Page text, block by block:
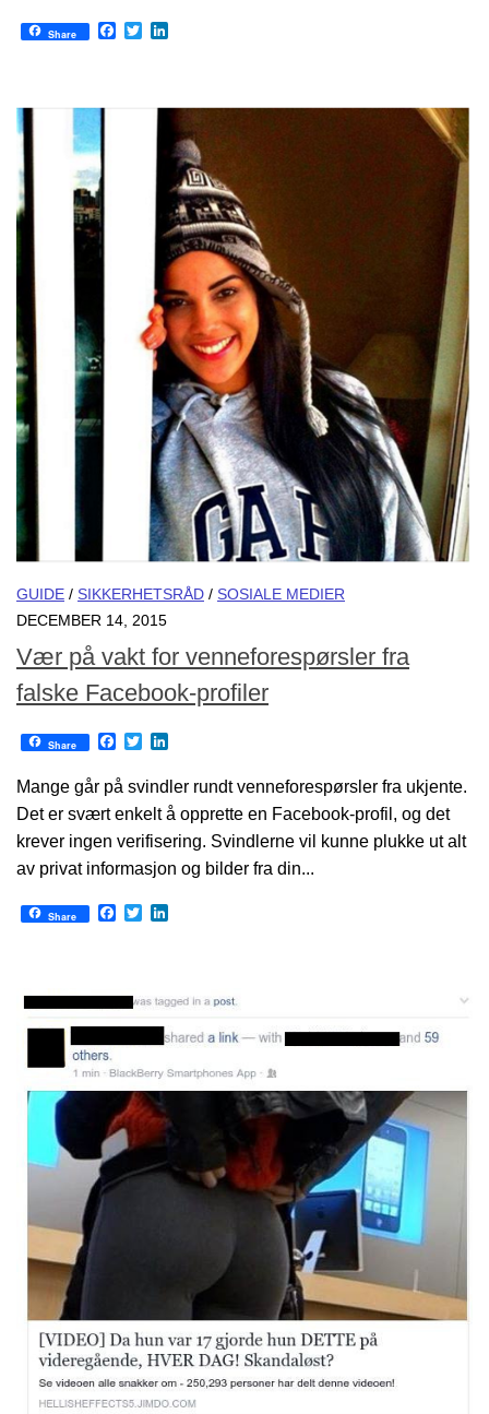
Share Facebook
Twitter
GUIDE / SIKKERHETSRÅD / SOSIALE MEDIER
DECEMBER 14, 2015
Vær på vakt for venneforespørsler fra
falske Facebook-profiler
Share Facebook
Twitter
Mange går på svindler rundt venneforespørsler fra ukjente.
Det er svært enkelt å opprette en Facebook-profil, og det
krever ingen verifisering. Svindlerne vil kunne plukke ut alt
av privat informasjon og bilder fra din...
Share Facebook
Twitter